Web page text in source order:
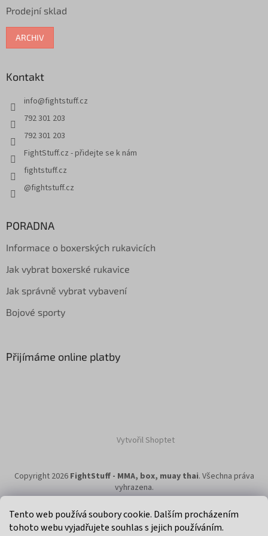
Tento web používá soubory cookie. Dalším procházením
tohoto webu vyjadřujete souhlas s jejich používáním.
Prodejní sklad
ARCHIV
Kontakt
info@fightstuff.cz
792 301 203
792 301 203
FightStuff.cz - přidejte se k nám
fightstuff.cz
@fightstuff.cz
PORADNA
Informace o boxerských rukavicích
Jak vybrat boxerské rukavice
Jak správně vybrat vybavení
Bojové sporty
Přijímáme online platby
Vytvořil Shoptet
Copyright 2026 FightStuff - MMA, box, muay thai. Všechna práva
vyhrazena.